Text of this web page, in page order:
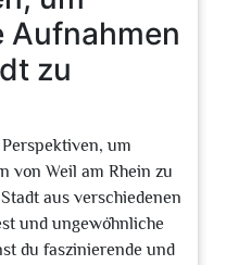
Aufnahmen
zu
um
von Weil am Rhein zu
aus verschiedenen
und ungewöhnliche
du faszinierende und